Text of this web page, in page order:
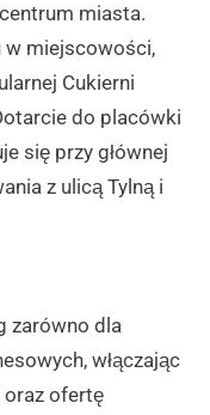
miasta.
w miejscowości,
Cukierni
do placówki
się przy głównej
z ulicą Tylną i
zarówno dla
włączając
oraz ofertę